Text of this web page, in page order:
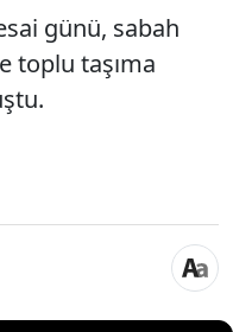
günü, sabah
toplu taşıma